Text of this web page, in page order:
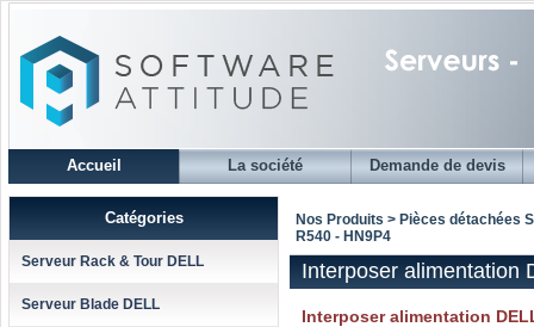
Accueil La société Demande de devis
Catégories
Serveur Rack & Tour DELL
Serveur Blade DELL
Nos Produits > Pièces détachées
R540 - HN9P4
Interposer alimentation
Interposer alimentation